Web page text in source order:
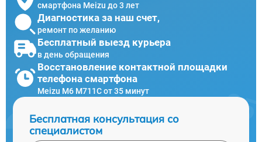
смартфона Meizu до 3 лет
Диагностика за наш счет,
ремонт по желанию
Бесплатный выезд курьера
в день обращения
Восстановление контактной площадки
телефона смартфона
Meizu M6 M711C от 35 минут
Бесплатная консультация со
специалистом